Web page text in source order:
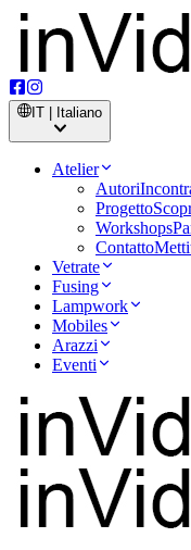
IT | Italiano
Atelier
Autori
Progetto
Workshops
Contatto
Vetrate
Fusing
Lampwork
Mobiles
Arazzi
Eventi